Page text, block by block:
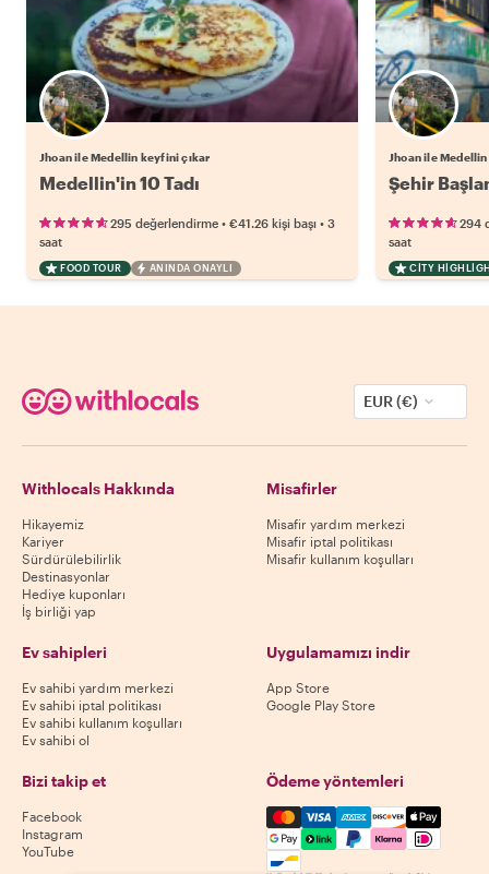
Jhoan ile Medellin keyfini çıkar
Medellin'in 10 Tadı
295 değerlendirme • €41.26 kişi başı • 3
saat
FOOD TOUR ANINDA ONAYLI
Jhoan ile
Şehir
294
saat
CITY
EUR (€)
Withlocals Hakkında
Hikayemiz
Kariyer
Sürdürülebilirlik
Destinasyonlar
Hediye kuponları
İş birliği yap
Misafirler
Misafir yardım merkezi
Misafir iptal politikası
Misafir kullanım koşulları
Ev sahipleri
Ev sahibi yardım merkezi
Ev sahibi iptal politikası
Ev sahibi kullanım koşulları
Ev sahibi ol
Uygulamamızı indir
App Store
Google Play Store
Bizi takip et
Facebook
Instagram
YouTube
Ödeme yöntemleri
Mastercard, Visa, Amex,